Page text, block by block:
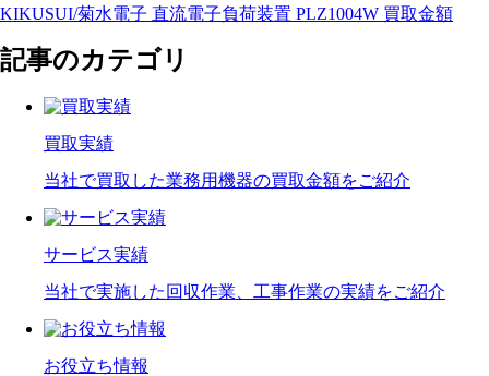
KIKUSUI/菊水電子 直流電子負荷装置 PLZ1004W 買取金額
記事のカテゴリ
買取実績
当社で買取した業務用機器の買取金額をご紹介
サービス実績
当社で実施した回収作業、工事作業の実績をご紹介
お役立ち情報